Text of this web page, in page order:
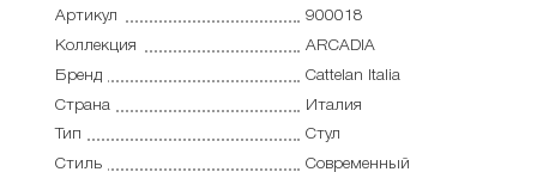
Артикул
900018
Коллекция
ARCADIA
Бренд
Cattelan Italia
Страна
Италия
Тип
Стул
Стиль
Современный